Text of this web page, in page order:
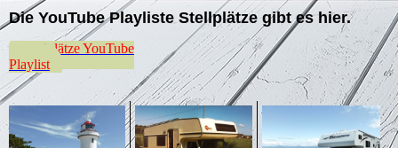
Die YouTube Playliste Stellplätze gibt es hier.
Stellplätze YouTube
Playlist